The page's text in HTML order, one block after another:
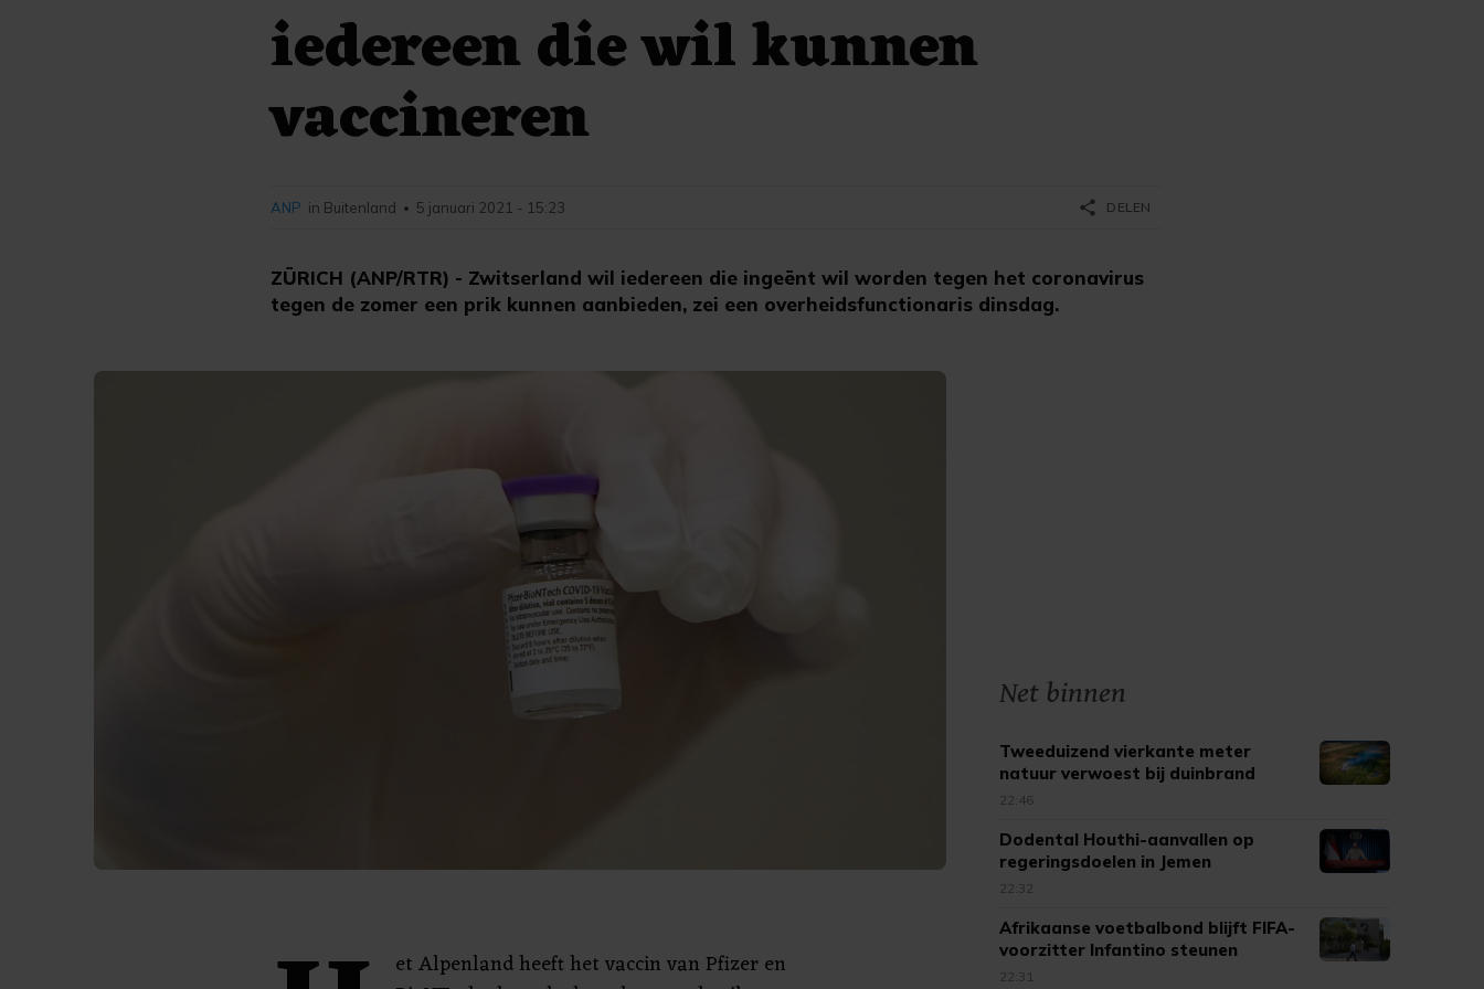
iedereen die wil kunnen
vaccineren
ZÜRICH (ANP/RTR) - Zwitserland wil iedereen die ingeënt wil worden tegen het coronavirus
tegen de zomer een prik kunnen aanbieden, zei een overheidsfunctionaris dinsdag.
ANP in Buitenland • 5 januari 2021 - 15:23 share DELEN
et Alpenland heeft het vaccin van Pfizer en
Net binnen
Tweeduizend vierkante meter
natuur verwoest bij duinbrand
Ouddorp
22:46
Dodental Houthi-aanvallen op
regeringsdoelen in Jemen
opgelopen
22:32
Afrikaanse voetbalbond blijft FIFA-
voorzitter Infantino steunen
22:31